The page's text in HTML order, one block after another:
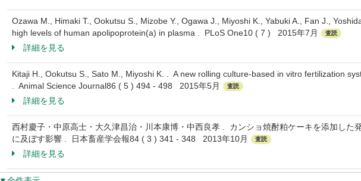
Ozawa M., Himaki T., Ookutsu S., Mizobe Y., Ogawa J., Miyoshi K., Yabuki A., Fan J.,
high levels of human apolipoprotein(a) in plasma . PLoS One10 ( 7 ) 2015年7月
査読
詳細を見る
Kitaji H., Ookutsu S., Sato M., Miyoshi K. . A new rolling culture-based in vitro fertilization
. Animal Science Journal86 ( 5 ) 494 - 498 2015年5月
査読
詳細を見る
西村慶子・中原高士・大久津昌治・川本康博・中西良孝 . カンショ焼酎粕ケーキを添加した
に及ぼす影響 . 日本畜産学会報84 ( 3 ) 341 - 348 2013年10月
査読
詳細を見る